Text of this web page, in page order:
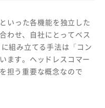
いった各機能を独立した
わせ、自社にとってベス
組み立てる手法は「コン
ます。ヘッドレスコマー
担う重要な概念なので